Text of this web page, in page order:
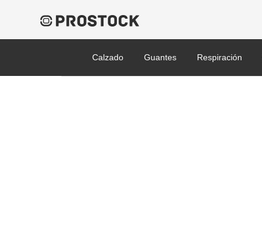
Calzado Guantes Respiración